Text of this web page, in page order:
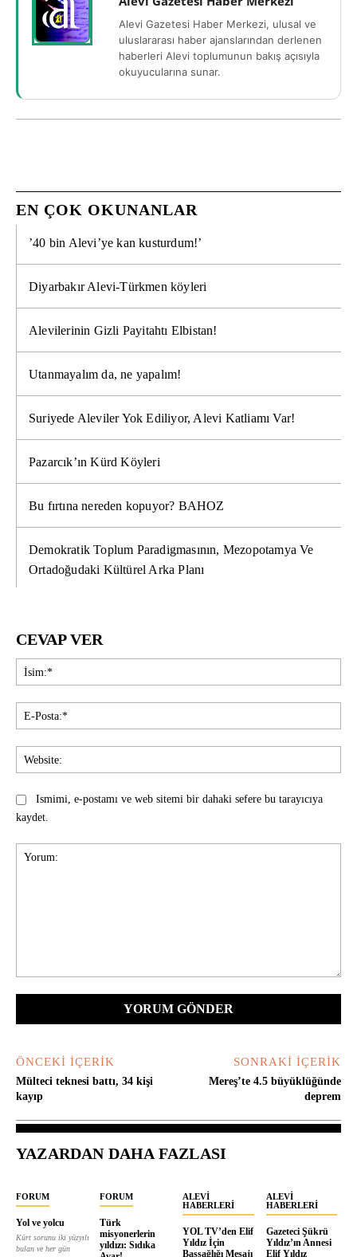
Alevi Gazetesi Haber Merkezi, ulusal ve
uluslararası haber ajanslarından derlenen
haberleri Alevi toplumunun bakış açısıyla
okuyucularına sunar.
EN ÇOK OKUNANLAR
’40 bin Alevi’ye kan kusturdum!’
Diyarbakır Alevi-Türkmen köyleri
Alevilerinin Gizli Payitahtı Elbistan!
Utanmayalım da, ne yapalım!
Suriyede Aleviler Yok Ediliyor, Alevi Katliamı Var!
Pazarcık’ın Kürd Köyleri
Bu fırtına nereden kopuyor? BAHOZ
Demokratik Toplum Paradigmasının, Mezopotamya Ve
Ortadoğudaki Kültürel Arka Planı
CEVAP VER
Ismimi, e-postamı ve web sitemi bir dahaki sefere bu tarayıcıya
kaydet.
ÖNCEKI İÇERIK
Mülteci teknesi battı, 34 kişi
kayıp
SONRAKI İÇERIK
Mereş’te 4.5 büyüklüğünde
deprem
YAZARDAN DAHA FAZLASI
FORUM
Yol ve yolcu
Kürt sorunu iki yüzyılı
bulan ve her gün
FORUM
Türk
misyonerlerin
yıldızı: Sıdıka
ALEVI
HABERLERI
YOL TV’den Elif
Yıldız İçin
Başsağlığı Mesajı
ALEVI
HABERLERI
Gazeteci Şükrü
Yıldız’ın Annesi
Elif Yıldız